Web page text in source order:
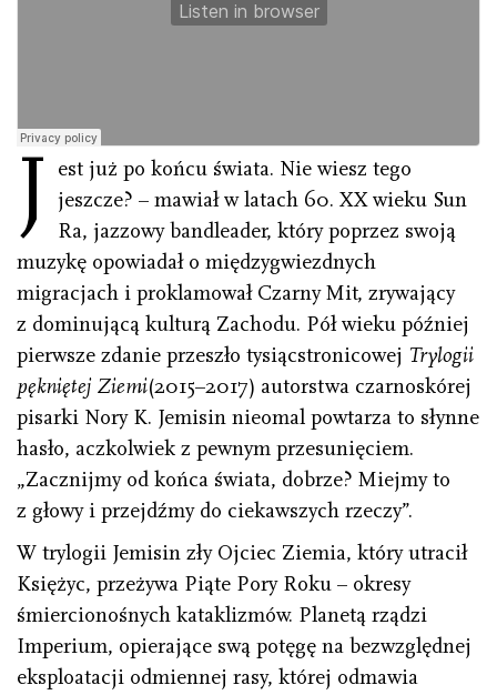
J
est już po końcu świata. Nie wiesz tego
jeszcze? – mawiał w latach 60. XX wieku Sun
Ra, jazzowy bandleader, który poprzez swoją
muzykę opowiadał o międzygwiezdnych
migracjach i proklamował Czarny Mit, zrywający
z dominującą kulturą Zachodu. Pół wieku później
pierwsze zdanie przeszło tysiącstronicowej Trylogii
pękniętej Ziemi(2015–2017) autorstwa czarnoskórej
pisarki Nory K. Jemisin nieomal powtarza to słynne
hasło, aczkolwiek z pewnym przesunięciem.
„Zacznijmy od końca świata, dobrze? Miejmy to
z głowy i przejdźmy do ciekawszych rzeczy”.
W trylogii Jemisin zły Ojciec Ziemia, który utracił
Księżyc, przeżywa Piąte Pory Roku – okresy
śmiercionośnych kataklizmów. Planetą rządzi
Imperium, opierające swą potęgę na bezwzględnej
eksploatacji odmiennej rasy, której odmawia